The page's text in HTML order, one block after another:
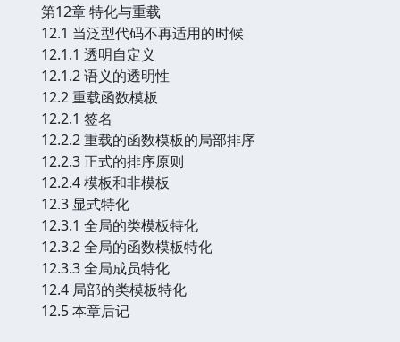
第12章 特化与重载
12.1 当泛型代码不再适用的时候
12.1.1 透明自定义
12.1.2 语义的透明性
12.2 重载函数模板
12.2.1 签名
12.2.2 重载的函数模板的局部排序
12.2.3 正式的排序原则
12.2.4 模板和非模板
12.3 显式特化
12.3.1 全局的类模板特化
12.3.2 全局的函数模板特化
12.3.3 全局成员特化
12.4 局部的类模板特化
12.5 本章后记